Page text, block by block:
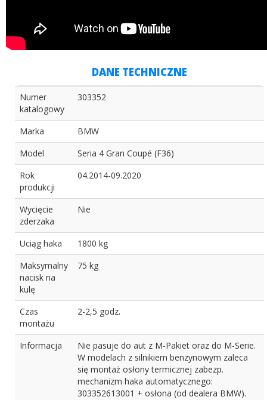
DANE TECHNICZNE
Numer
katalogowy
303352
Marka
BMW
Model
Seria 4 Gran Coupé (F36)
Rok
produkcji
04.2014-09.2020
Wycięcie
zderzaka
Nie
Uciąg haka
1800 kg
Maksymalny
nacisk na
kulę
75 kg
Czas
montażu
2-2,5 godz.
Informacja
Nie pasuje do aut z M-Pakiet oraz do M-Serie.
W modelach z silnikiem benzynowym zaleca
się montaż osłony termicznej zabezp.
mechanizm haka automatycznego:
303352613001 + osłona (od dealera BMW).